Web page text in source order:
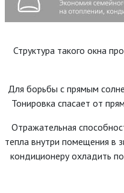
Структура такого окна
Для борьбы с прямым
Тонировка спасает от
Отражательная
тепла внутри помещения в
кондиционеру охладить